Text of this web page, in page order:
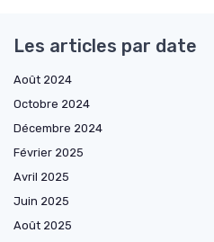
Les articles par date
Août 2024
Octobre 2024
Décembre 2024
Février 2025
Avril 2025
Juin 2025
Août 2025